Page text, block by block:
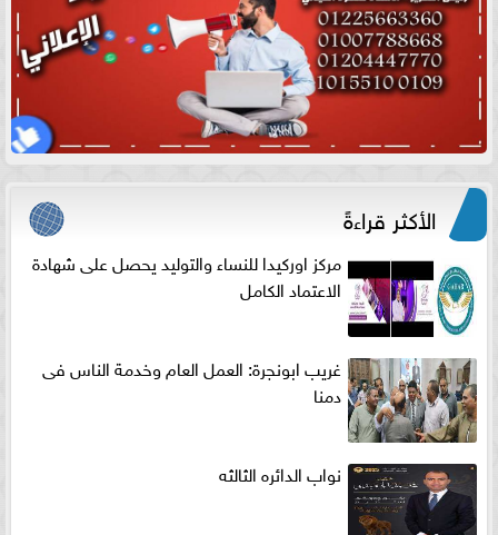
الأكثر قراءةً
مركز اوركيدا للنساء والتوليد يحصل على شهادة
الاعتماد الكامل
غريب ابونجرة: العمل العام وخدمة الناس فى
دمنا
نواب الدائره الثالثه